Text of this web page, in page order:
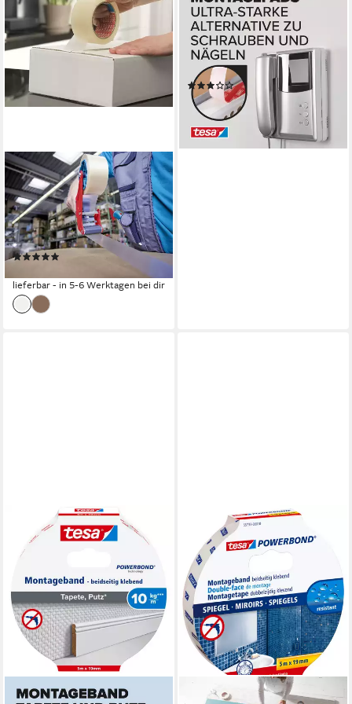
TESA
Paket-Klebeband 64014
Packband 45 µ, (66m:50mm)
braun oder transparent
(transparent)
lieferbar - in 5-6 Werktagen bei dir
Doppelklebeband
POWERBOND Ultra Strong
Klebepads (Packung, 9-St)
max. 6 kg - 9er Pack
(8)
10,49 €
(1,17 €/ 1 Stk)
lieferbar - in 2-3 Werktagen bei dir